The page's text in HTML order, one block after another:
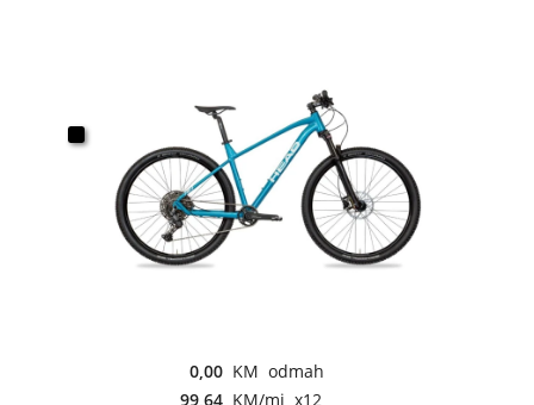
0,00 KM odmah
99,64 KM/mj x12